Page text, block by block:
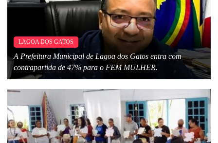
LAGOA DOS GATOS
A Prefeitura Municipal de Lagoa dos Gatos entra com
contrapartida de 47% para o FEM MULHER.